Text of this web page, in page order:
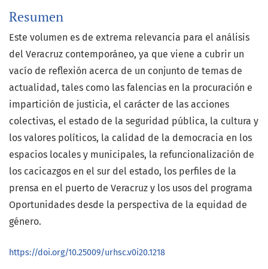
Resumen
Este volumen es de extrema relevancia para el análisis
del Veracruz contemporáneo, ya que viene a cubrir un
vacío de reflexión acerca de un conjunto de temas de
actualidad, tales como las falencias en la procuración e
impartición de justicia, el carácter de las acciones
colectivas, el estado de la seguridad pública, la cultura y
los valores políticos, la calidad de la democracia en los
espacios locales y municipales, la refuncionalización de
los cacicazgos en el sur del estado, los perfiles de la
prensa en el puerto de Veracruz y los usos del programa
Oportunidades desde la perspectiva de la equidad de
género.
https://doi.org/10.25009/urhsc.v0i20.1218